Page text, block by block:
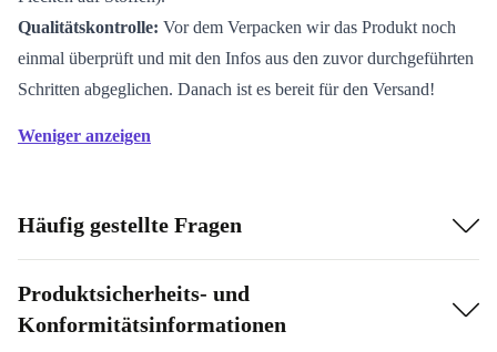
Qualitätskontrolle: Vor dem Verpacken wir das Produkt noch
einmal überprüft und mit den Infos aus den zuvor durchgeführten
Schritten abgeglichen. Danach ist es bereit für den Versand!
Weniger anzeigen
Häufig gestellte Fragen
Produktsicherheits- und
Konformitätsinformationen